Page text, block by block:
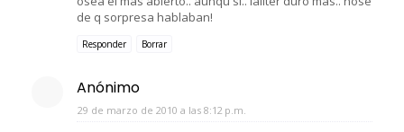
de q sorpresa hablaban!
Responder Borrar
Anónimo
29 de marzo de 2010 a las 8:12 p.m.